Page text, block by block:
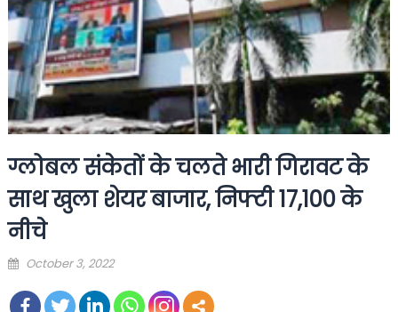
ग्लोबल संकेतों के चलते भारी गिरावट के
साथ खुला शेयर बाजार, निफ्टी 17,100 के
नीचे
Posted
October 3, 2022